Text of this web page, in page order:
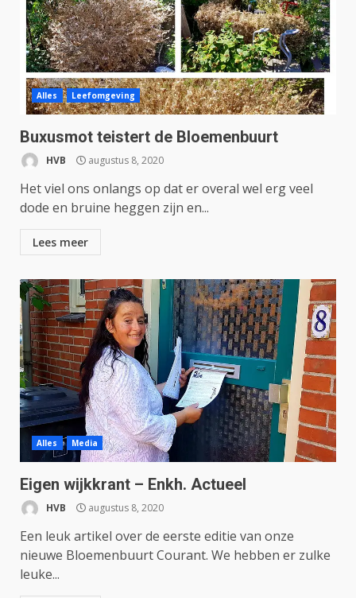
Alles Leefomgeving
Buxusmot teistert de Bloemenbuurt
HVB augustus 8, 2020
Het viel ons onlangs op dat er overal wel erg veel
dode en bruine heggen zijn en...
Lees meer
Alles Media
Eigen wijkkrant – Enkh. Actueel
HVB augustus 8, 2020
Een leuk artikel over de eerste editie van onze
nieuwe Bloemenbuurt Courant. We hebben er zulke
leuke...